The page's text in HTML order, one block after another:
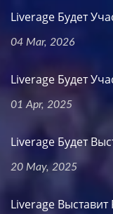
Liverage Будет
04 Mar, 2026
Liverage Будет
01 Apr, 2025
Liverage Будет
20 May, 2025
Liverage